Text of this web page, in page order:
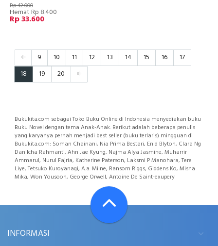
Rp 42.000
Hemat Rp 8.400
Rp 33.600
9 10 11 12 13 14 15 16
17
18
19 20
Bukukita.com sebagai Toko Buku Online di Indonesia menyediakan buku
Buku Novel dengan tema Anak-Anak. Berikut adalah beberapa penulis
yang karyanya pernah menjadi best seller (buku terlaris) mingguan di
Bukukita.com: Soman Chainani, Nia Prima Bestari, Enid Blyton, Clara Ng
Dan Icha Rahmanti, Ahn Jae Kyung, Najma Alya Jasmine, Muharrir
Ammarul, Nurul Fajria, Katherine Paterson, Laksmi P Manohara, Tere
Liye, Tetsuko Kuroyanagi, A.a. Milne, Ransom Riggs, Giddens Ko, Misna
Mika, Won Yousoon, George Orwell, Antoine De Saint-exupery
INFORMASI